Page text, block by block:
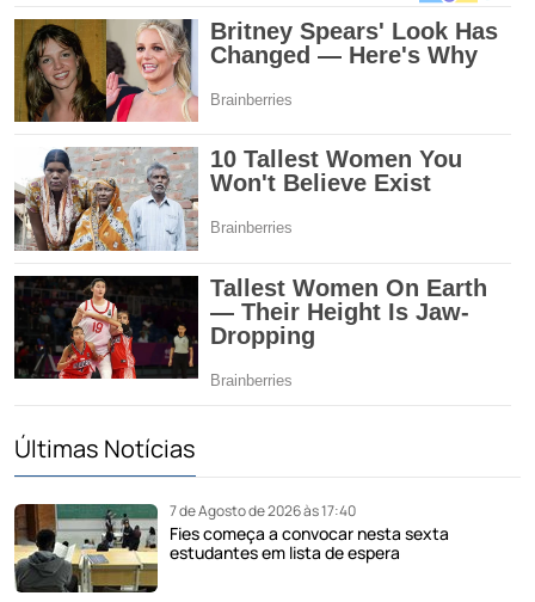
Últimas Notícias
7 de Agosto de 2026 às 17:40
Fies começa a convocar nesta sexta
estudantes em lista de espera